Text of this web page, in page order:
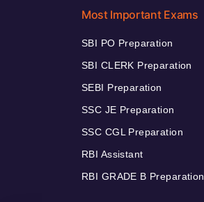
Most Important Exams
SBI PO Preparation
SBI CLERK Preparation
SEBI Preparation
SSC JE Preparation
SSC CGL Preparation
RBI Assistant
RBI GRADE B Preparation